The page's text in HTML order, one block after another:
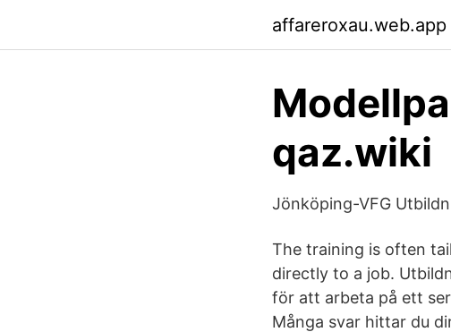
affareroxau.web.app
qaz.wiki
Jönköping-VFG
The training is often
directly to a job.
för att arbeta på ett
Många svar hittar du